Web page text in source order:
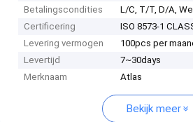
Betalingscondities
L/C, T/T, D/A,
Certificering
ISO 8573-1
Levering vermogen
100pcs per
Levertijd
7~30days
Merknaam
Atlas
Bekijk meer